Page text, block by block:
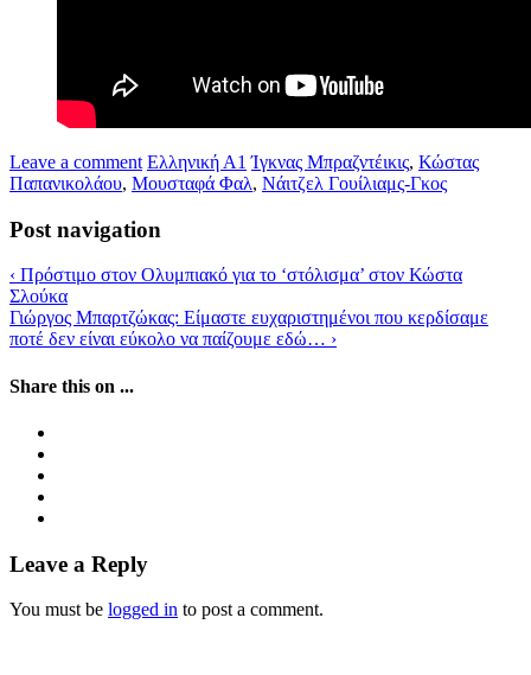
Leave a comment Ελληνική Α1 Ίγκνας Μπραζντέικις, Κώστας
Παπανικολάου, Μουσταφά Φαλ, Νάιτζελ Γουίλιαμς-Γκος
Post navigation
‹ Πρόστιμο στον Ολυμπιακό για το ‘στόλισμα’ στον Κώστα
Σλούκα
Γιώργος Μπαρτζώκας: Είμαστε ευχαριστημένοι που κερδίσαμε
ποτέ δεν είναι εύκολο να παίζουμε εδώ… ›
Share this on ...
Leave a Reply
You must be logged in to post a comment.